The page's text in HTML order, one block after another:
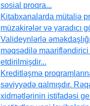
sosial proqra...
Kitabxanalarda mütaliə
müzakirələr və yaradıcı
Valideynlərlə
məqsədilə
etdirilmişdir...
Kreditləşmə
səviyyədə qalmışdır.
xidmətlərinin istifadəsi